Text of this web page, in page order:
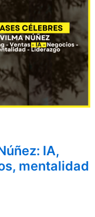
IA,
mentalidad